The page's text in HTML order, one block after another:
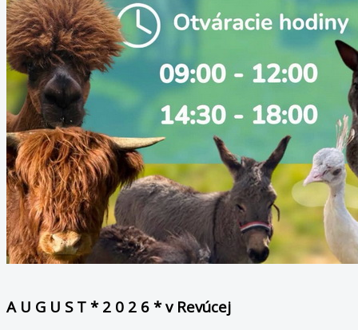
A U G U S T * 2 0 2 6 * v Revúcej